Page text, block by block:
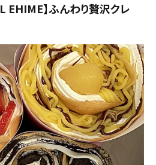
EHIME】ふんわり贅沢クレ